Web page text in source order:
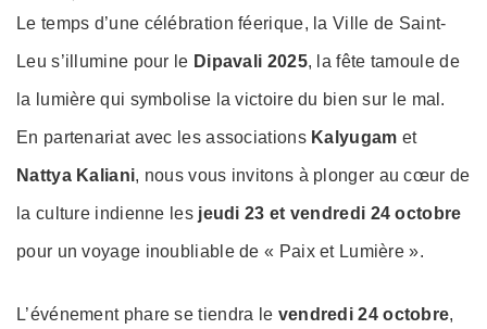
on
Le temps d’une célébration féerique, la Ville de Saint-
Leu s’illumine pour le Dipavali 2025, la fête tamoule de
la lumière qui symbolise la victoire du bien sur le mal.
En partenariat avec les associations Kalyugam et
Nattya Kaliani, nous vous invitons à plonger au cœur de
la culture indienne les jeudi 23 et vendredi 24 octobre
pour un voyage inoubliable de « Paix et Lumière ».
L’événement phare se tiendra le vendredi 24 octobre,